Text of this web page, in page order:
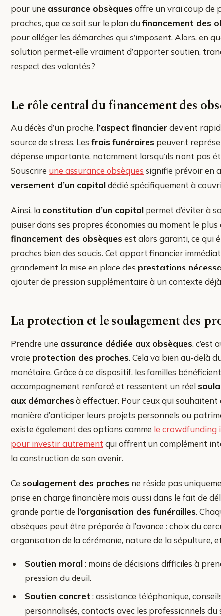
pour une assurance obsèques offre un vrai coup de
proches, que ce soit sur le plan du financement des
pour alléger les démarches qui s’imposent. Alors, en
solution permet-elle vraiment d’apporter soutien,
respect des volontés ?
Le rôle central du financement des
Au décès d’un proche, l’aspect financierdevient
source de stress. Les frais funéraires peuvent
dépense importante, notamment lorsqu’ils n’ont pas
Souscrire une assurance obsèques signifie prévoir en
versement d’un capitaldédié spécifiquement à
Ainsi, la constitution d’un capital permet d’éviter à
puiser dans ses propres économies au moment le
financement des obsèques est alors garanti, ce qui
proches bien des soucis. Cet apport financier
grandement la mise en place des prestations
ajouter de pression supplémentaire à un contexte
La protection et le soulagement des
Prendre une assurance dédiée aux obsèques, c’est
vraie protection des proches. Cela va bien au-delà
monétaire. Grâce à ce dispositif, les familles bénéficient
accompagnement renforcé et ressentent un réel
aux démarches à effectuer. Pour ceux qui souhaitent
manière d’anticiper leurs projets personnels ou
existe également des options comme le crowdfunding
pour investir autrement qui offrent un complément
la construction de son avenir.
Ce soulagement des proches ne réside pas
prise en charge financière mais aussi dans le fait de
grande partie de l’organisation des funérailles.
obsèques peut être préparée à l’avance : choix du
organisation de la cérémonie, nature de la sépulture,
Soutien moral: moins de décisions difficiles à
pression du deuil.
Soutien concret : assistance téléphonique,
personnalisés, contacts avec les professionnels du